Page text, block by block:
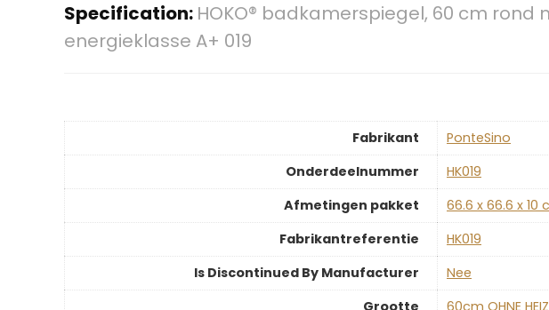
Specification: HOKO® badkamerspiegel, 60 cm
energieklasse A+ 019
Fabrikant
‎PonteSino
Onderdeelnummer
‎HK019
Afmetingen pakket
‎66.6 x 66.6 x 10
Fabrikantreferentie
‎HK019
Is Discontinued By Manufacturer
‎Nee